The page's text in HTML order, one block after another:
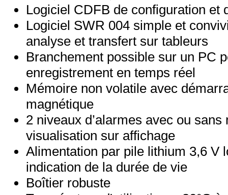
Logiciel CDFB de configuration et
Logiciel SWR 004 simple et
analyse et transfert sur tableurs
Branchement possible sur un PC
enregistrement en temps réel
Mémoire non volatile avec
magnétique
2 niveaux d’alarmes avec ou
visualisation sur affichage
Alimentation par pile lithium 3,6 V
indication de la durée de vie
Boîtier robuste